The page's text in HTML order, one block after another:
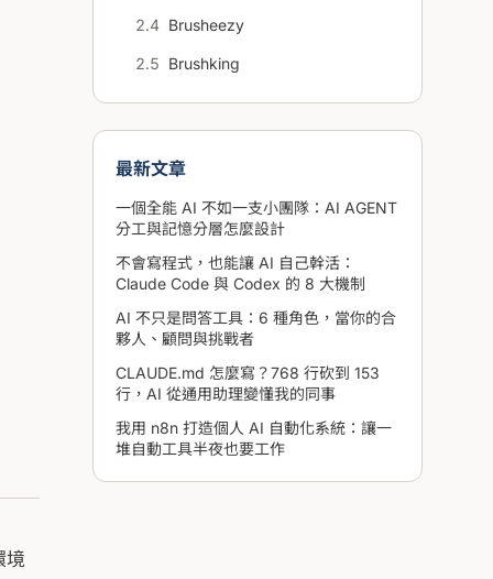
境
Brusheezy
Brushking
最新文章
一個全能 AI 不如一支小團隊：AI AGENT
分工與記憶分層怎麼設計
不會寫程式，也能讓 AI 自己幹活：
Claude Code 與 Codex 的 8 大機制
AI 不只是問答工具：6 種角色，當你的合
夥人、顧問與挑戰者
CLAUDE.md 怎麼寫？768 行砍到 153
行，AI 從通用助理變懂我的同事
我用 n8n 打造個人 AI 自動化系統：讓一
堆自動工具半夜也要工作